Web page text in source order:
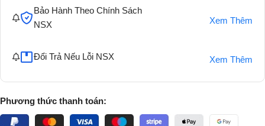
Bảo Hành Theo Chính Sách
NSX
Xem Thêm
Đổi Trả Nếu Lỗi NSX Xem Thêm
Phương thức thanh toán: